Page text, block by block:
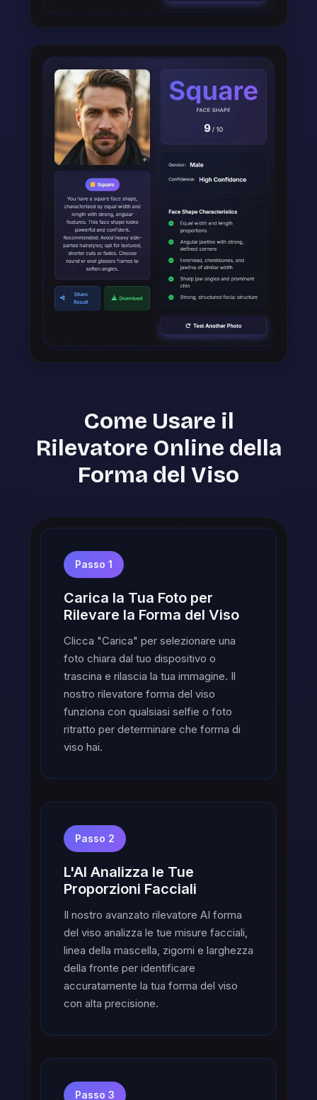
Come Usare il
Rilevatore Online della
Forma del Viso
Passo 1
Carica la Tua Foto per
Rilevare la Forma del Viso
Clicca "Carica" per selezionare una
foto chiara dal tuo dispositivo o
trascina e rilascia la tua immagine. Il
nostro rilevatore forma del viso
funziona con qualsiasi selfie o foto
ritratto per determinare che forma di
viso hai.
Passo 2
L'AI Analizza le Tue
Proporzioni Facciali
Il nostro avanzato rilevatore AI forma
del viso analizza le tue misure facciali,
linea della mascella, zigomi e larghezza
della fronte per identificare
accuratamente la tua forma del viso
con alta precisione.
Passo 3